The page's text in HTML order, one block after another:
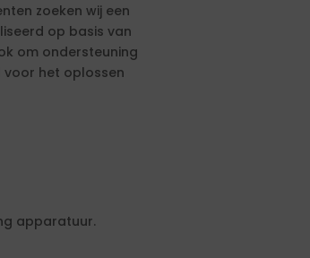
zoeken wij een
op basis van
om ondersteuning
voor het oplossen
apparatuur.